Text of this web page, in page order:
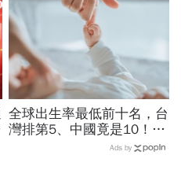
全球出生率最低前十名，台
灣排第5、中國竟是10！亞
洲4國入榜「無聲危機」，
Ads by